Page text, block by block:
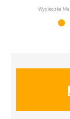
Wycieczka